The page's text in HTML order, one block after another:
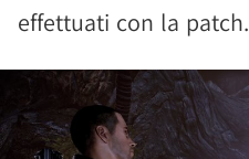
effettuati con la patch.